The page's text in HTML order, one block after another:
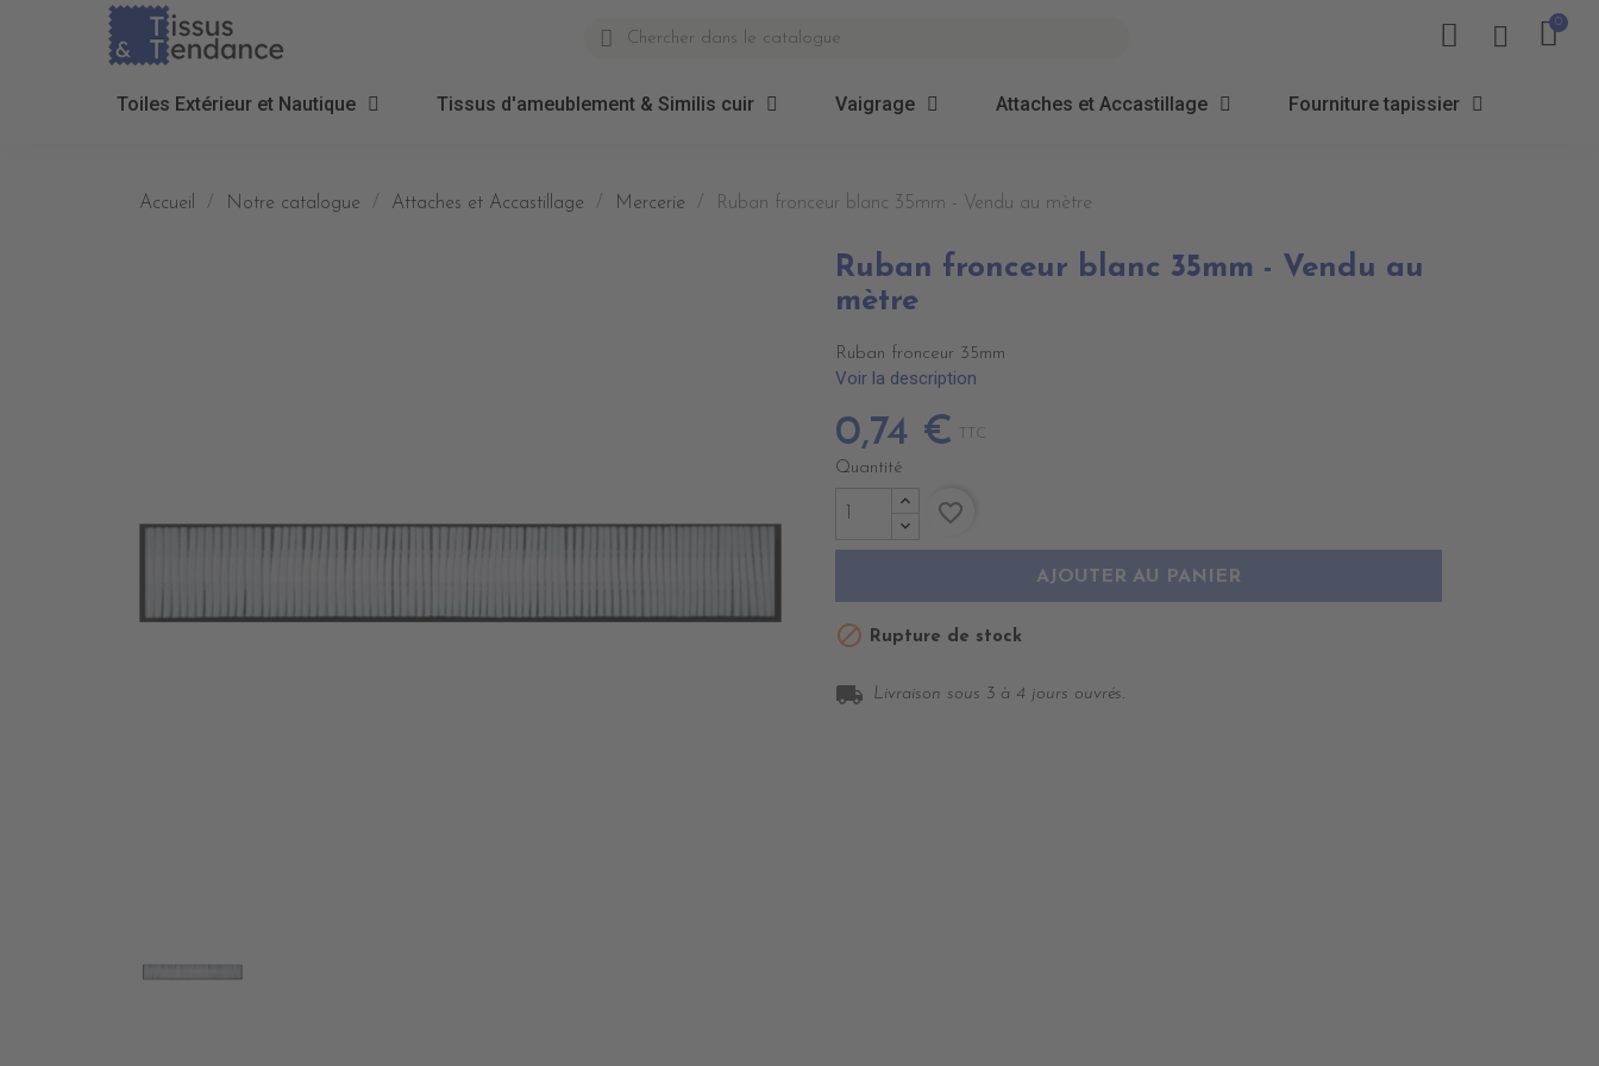
Toiles Extérieur et Nautique Tissus d'ameublement & Similis cuir Vaigrage Attaches et Accastillage Fourniture tapissier
Accueil Notre catalogue Attaches et Accastillage Mercerie Ruban fronceur blanc 35mm - Vendu au mètre
Ruban fronceur blanc 35mm - Vendu au
mètre
Ruban fronceur 35mm
Voir la description
0,74 € TTC
Quantité
AJOUTER AU PANIER
favorite_border
 Rupture de stock
local_shipping Livraison sous 3 à 4 jours ouvrés.